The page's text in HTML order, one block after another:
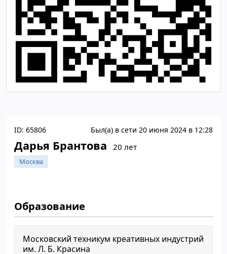
ID: 65806 Был(а) в сети 20 июня 2024 в 12:28
Дарья Брантова 20 лет
Москва
Образование
Московский техникум креативных индустрий
им. Л. Б. Красина